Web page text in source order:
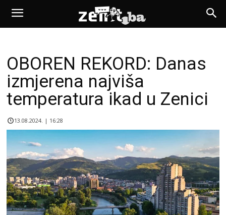
OBOREN REKORD: Danas
izmjerena najviša
temperatura ikad u Zenici
13.08.2024. | 16:28